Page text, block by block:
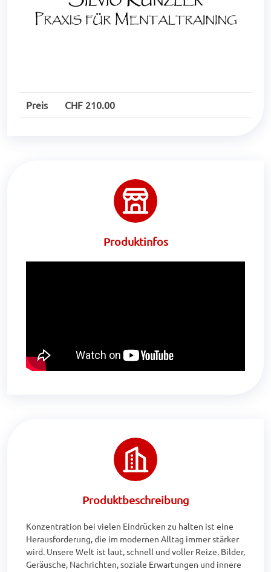
Preis CHF 210.00
Produktinfos
Produktbeschreibung
Konzentration bei vielen Eindrücken zu halten ist eine
Herausforderung, die im modernen Alltag immer stärker
wird. Unsere Welt ist laut, schnell und voller Reize. Bilder,
Geräusche, Nachrichten, soziale Erwartungen und innere